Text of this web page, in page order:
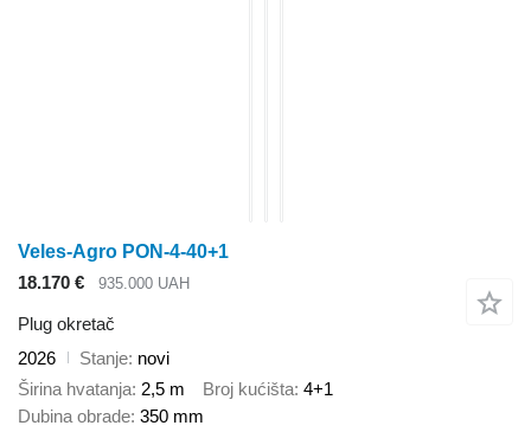
Veles-Agro PON-4-40+1
18.170 €
935.000 UAH
Plug okretač
2026
Stanje novi
Širina hvatanja 2,5 m Broj kućišta 4+1
Dubina obrade 350 mm